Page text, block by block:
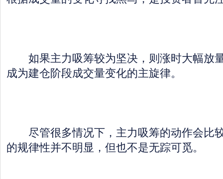
如果主力吸筹较为坚决，则涨时大幅放
成为建仓阶段成交量变化的主旋律。
尽管很多情况下，主力吸筹的动作会比
的规律性并不明显，但也不是无踪可觅。